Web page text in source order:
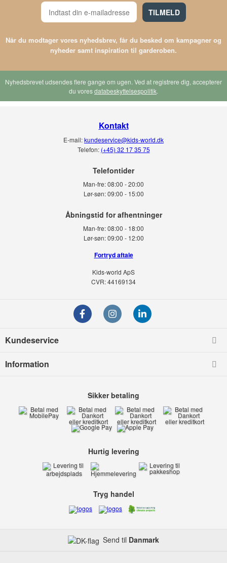
TILMELD
Når du modtager vores nyhedsbrev, får du besked om kampagner og
nyheder samt inspiration til garderoben.
Nyhedsbrevet udsendes flere gange om ugen. Ved at registrere dig, accepterer
du voresdatabeskyttelsespolitik.
Kontakt
E-mail:kundeservice@kids-world.dk
Telefon: (+45) 32 17 35 75
Telefontider
Man-fre:08:00 - 20:00
Lør-søn: 09:00 - 15:00
Man-fre:08:00 - 18:00
Lør-søn:09:00 - 12:00
Fortryd aftale
Kids-world ApS
CVR: 44169134
Kundeservice
Information
Send til Danmark
Sikker betaling
Hurtig levering
Tryg handel